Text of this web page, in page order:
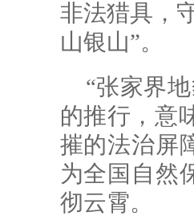
非法猎具，
山银山”。
“张家界
的推行，意
摧的法治屏
为全国自然
彻云霄。